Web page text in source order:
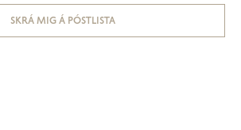
SKRÁ MIG Á PÓSTLISTA